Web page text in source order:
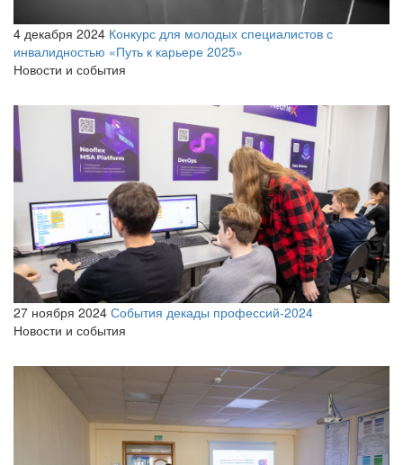
4 декабря 2024 Конкурс для молодых специалистов с
инвалидностью «Путь к карьере 2025»
Новости и события
27 ноября 2024 События декады профессий-2024
Новости и события